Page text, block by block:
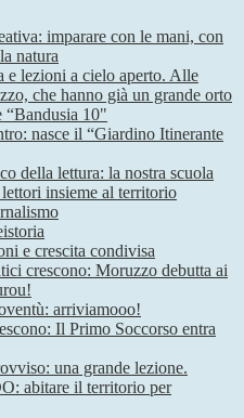
imparare con le mani, con
natura
e lezioni a cielo aperto. Alle
che hanno già un grande orto
“Bandusia 10"
nasce il “Giardino Itinerante
della lettura: la nostra scuola
insieme al territorio
e crescita condivisa
crescono: Moruzzo debutta ai
arriviamooo!
Il Primo Soccorso entra
una grande lezione.
abitare il territorio per